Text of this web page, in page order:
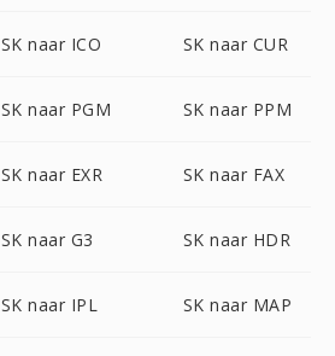
SK naar ICO SK naar CUR
SK naar PGM SK naar PPM
SK naar EXR SK naar FAX
SK naar G3 SK naar HDR
SK naar IPL SK naar MAP